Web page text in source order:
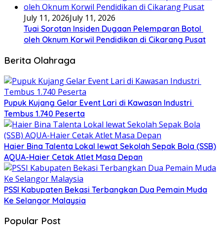
July 11, 2026July 11, 2026
Tuai Sorotan Insiden Dugaan Pelemparan Botol
oleh Oknum Korwil Pendidikan di Cikarang Pusat
Berita Olahraga
Pupuk Kujang Gelar Event Lari di Kawasan Industri
Tembus 1.740 Peserta
Haier Bina Talenta Lokal lewat Sekolah Sepak Bola (SSB)
AQUA-Haier Cetak Atlet Masa Depan
PSSI Kabupaten Bekasi Terbangkan Dua Pemain Muda
Ke Selangor Malaysia
Popular Post